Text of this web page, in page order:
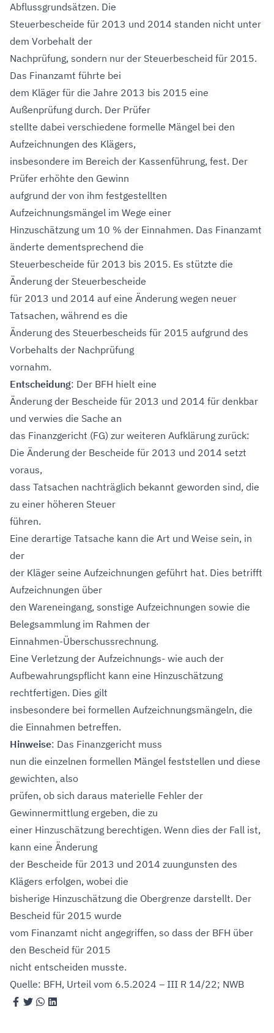
Abflussgrundsätzen. Die
Steuerbescheide für 2013 und 2014 standen nicht unter
dem Vorbehalt der
Nachprüfung, sondern nur der Steuerbescheid für 2015.
Das Finanzamt führte bei
dem Kläger für die Jahre 2013 bis 2015 eine
Außenprüfung durch. Der Prüfer
stellte dabei verschiedene formelle Mängel bei den
Aufzeichnungen des Klägers,
insbesondere im Bereich der Kassenführung, fest. Der
Prüfer erhöhte den Gewinn
aufgrund der von ihm festgestellten
Aufzeichnungsmängel im Wege einer
Hinzuschätzung um 10 % der Einnahmen. Das Finanzamt
änderte dementsprechend die
Steuerbescheide für 2013 bis 2015. Es stützte die
Änderung der Steuerbescheide
für 2013 und 2014 auf eine Änderung wegen neuer
Tatsachen, während es die
Änderung des Steuerbescheids für 2015 aufgrund des
Vorbehalts der Nachprüfung
vornahm.
Entscheidung: Der BFH hielt eine
Änderung der Bescheide für 2013 und 2014 für denkbar
und verwies die Sache an
das Finanzgericht (FG) zur weiteren Aufklärung zurück:
Die Änderung der Bescheide für 2013 und 2014 setzt
voraus,
dass Tatsachen nachträglich bekannt geworden sind, die
zu einer höheren Steuer
führen.
Eine derartige Tatsache kann die Art und Weise sein, in
der
der Kläger seine Aufzeichnungen geführt hat. Dies betrifft
Aufzeichnungen über
den Wareneingang, sonstige Aufzeichnungen sowie die
Belegsammlung im Rahmen der
Einnahmen-Überschussrechnung.
Eine Verletzung der Aufzeichnungs- wie auch der
Aufbewahrungspflicht kann eine Hinzuschätzung
rechtfertigen. Dies gilt
insbesondere bei formellen Aufzeichnungsmängeln, die
die Einnahmen betreffen.
Hinweise: Das Finanzgericht muss
nun die einzelnen formellen Mängel feststellen und diese
gewichten, also
prüfen, ob sich daraus materielle Fehler der
Gewinnermittlung ergeben, die zu
einer Hinzuschätzung berechtigen. Wenn dies der Fall ist,
kann eine Änderung
der Bescheide für 2013 und 2014 zuungunsten des
Klägers erfolgen, wobei die
bisherige Hinzuschätzung die Obergrenze darstellt. Der
Bescheid für 2015 wurde
vom Finanzamt nicht angegriffen, so dass der BFH über
den Bescheid für 2015
nicht entscheiden musste.
Quelle: BFH, Urteil vom 6.5.2024 – III R 14/22; NWB